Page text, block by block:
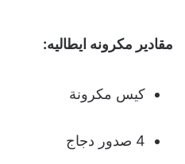
مقادير مكرونه ايطاليه:
كيس مكرونة
4 صدور دجاج